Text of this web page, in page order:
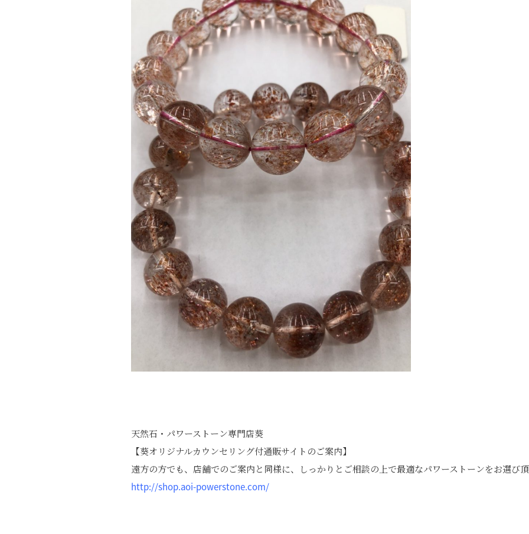
天然石・パワーストーン専門店葵
【葵オリジナルカウンセリング付通販サイトのご案内】
遠方の方でも、店舗でのご案内と同様に、しっかりとご相談の上で最適なパワーストーンをお選び
http://shop.aoi-powerstone.com/